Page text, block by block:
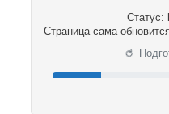
Статус:
Страница сама
⟳